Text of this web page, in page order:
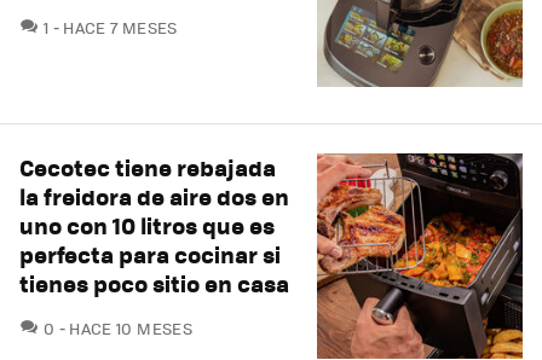
1 COMENTARIOS
HACE 7 MESES
Cecotec tiene rebajada
la freidora de aire dos en
uno con 10 litros que es
perfecta para cocinar si
tienes poco sitio en casa
0 COMENTARIOS
HACE 10 MESES